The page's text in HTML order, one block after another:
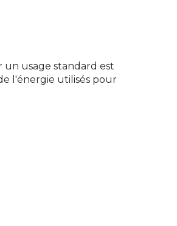
sur le site
usage standard est
l'énergie utilisés pour